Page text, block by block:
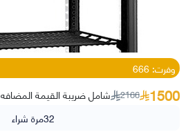
وفرت: 666
1500
2166
شامل ضريبة القيمة المضافه
32مرة شراء